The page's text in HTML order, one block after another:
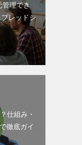
理でき
レッドシ
仕組み・
徹底ガイ